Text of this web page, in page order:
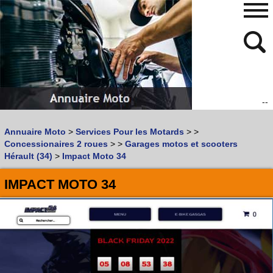
--
Vous recherchez un garage MOTOouSCOOTER
Quoi :
Où :
Trouver un garage Moto !
Retrouvez dans votre VILLE
les bonnes adresses de
L'ANNUAIRE MOTO & SCOOTER
480
768
Annuaire Moto > Services Pour les Motards > >
Concessionaires 2 roues > > Garages motos et scooters
Hérault (34) > Impact Moto 34
IMPACT MOTO 34